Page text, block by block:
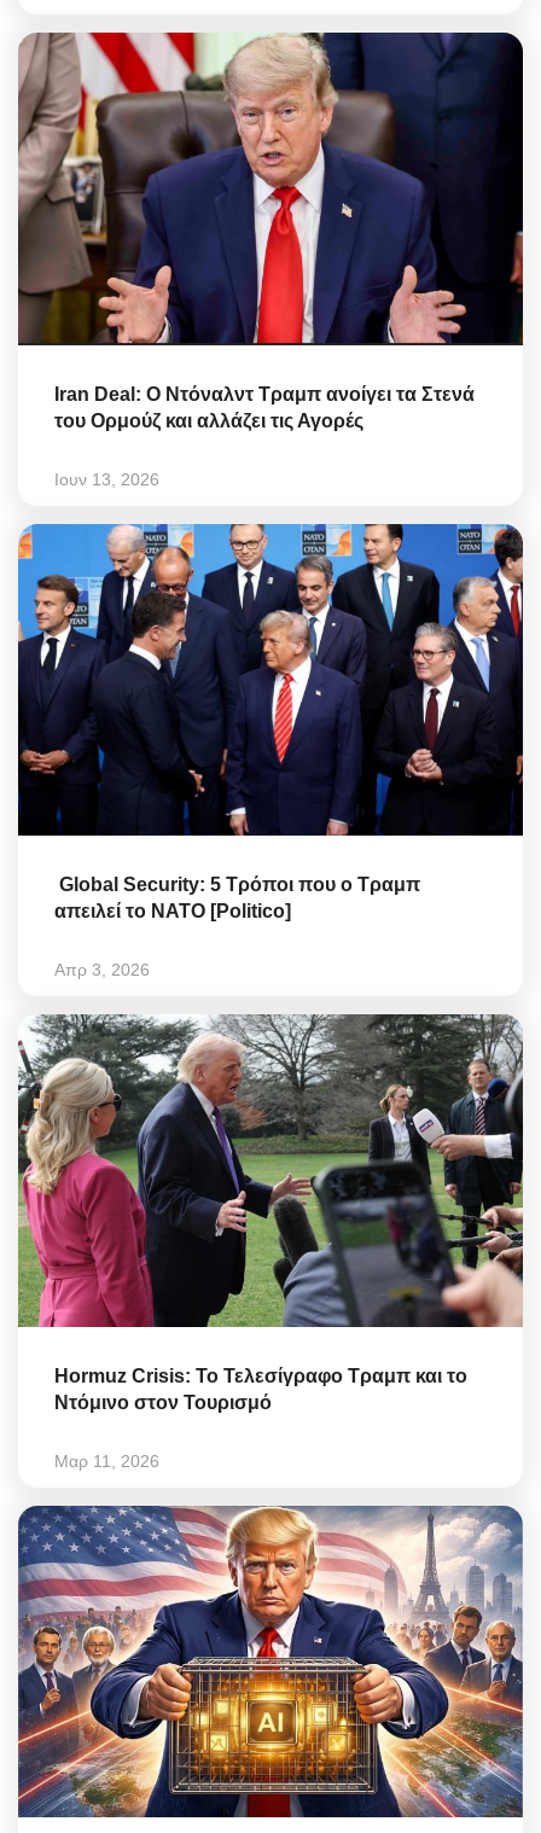
Iran Deal: Ο Ντόναλντ Τραμπ ανοίγει τα Στενά
του Ορμούζ και αλλάζει τις Αγορές
Ιουν 13, 2026
Global Security: 5 Τρόποι που ο Τραμπ
απειλεί το ΝΑΤΟ [Politico]
Απρ 3, 2026
Hormuz Crisis: Το Τελεσίγραφο Τραμπ και το
Ντόμινο στον Τουρισμό
Μαρ 11, 2026